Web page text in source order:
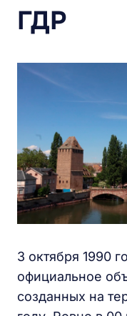
ГДР
3 октября 1990
официальное
созданных на